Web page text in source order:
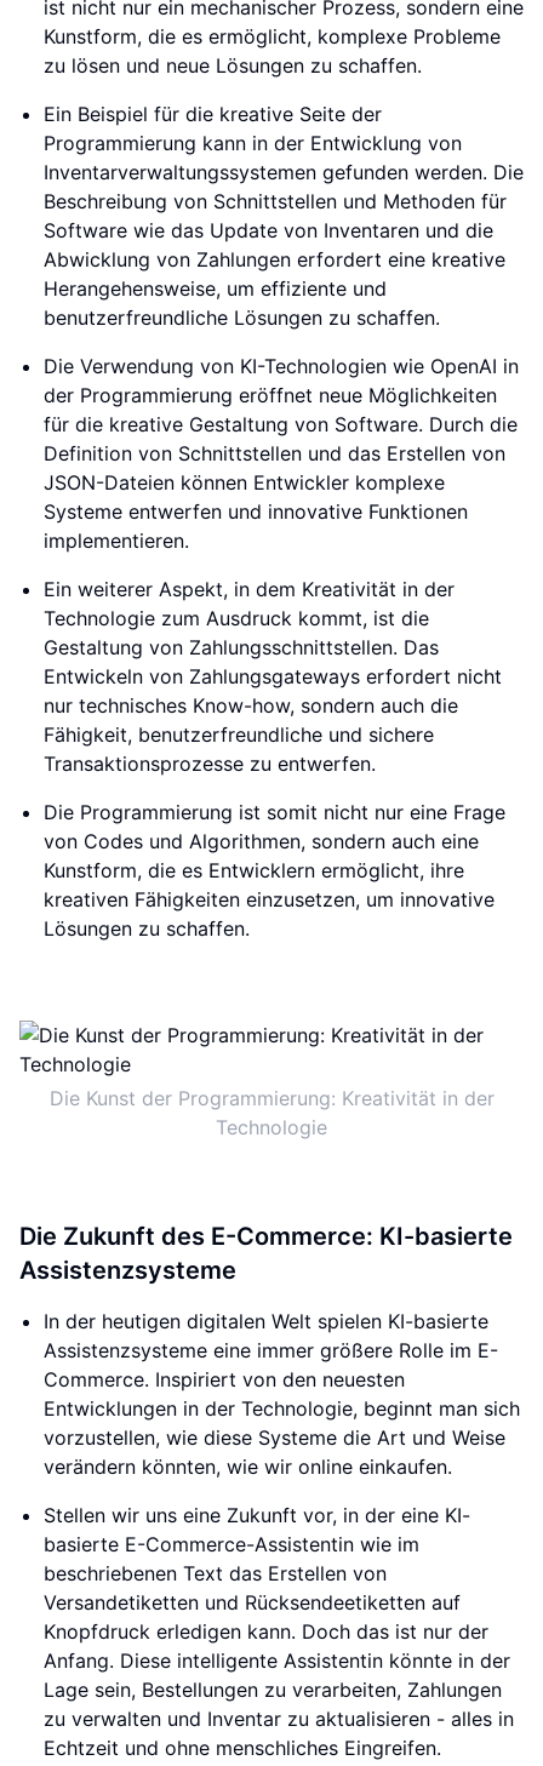
ist nicht nur ein mechanischer Prozess, sondern eine
Kunstform, die es ermöglicht, komplexe Probleme
zu lösen und neue Lösungen zu schaffen.
Ein Beispiel für die kreative Seite der
Programmierung kann in der Entwicklung von
Inventarverwaltungssystemen gefunden werden. Die
Beschreibung von Schnittstellen und Methoden für
Software wie das Update von Inventaren und die
Abwicklung von Zahlungen erfordert eine kreative
Herangehensweise, um effiziente und
benutzerfreundliche Lösungen zu schaffen.
Die Verwendung von KI-Technologien wie OpenAI in
der Programmierung eröffnet neue Möglichkeiten
für die kreative Gestaltung von Software. Durch die
Definition von Schnittstellen und das Erstellen von
JSON-Dateien können Entwickler komplexe
Systeme entwerfen und innovative Funktionen
implementieren.
Ein weiterer Aspekt, in dem Kreativität in der
Technologie zum Ausdruck kommt, ist die
Gestaltung von Zahlungsschnittstellen. Das
Entwickeln von Zahlungsgateways erfordert nicht
nur technisches Know-how, sondern auch die
Fähigkeit, benutzerfreundliche und sichere
Transaktionsprozesse zu entwerfen.
Die Programmierung ist somit nicht nur eine Frage
von Codes und Algorithmen, sondern auch eine
Kunstform, die es Entwicklern ermöglicht, ihre
kreativen Fähigkeiten einzusetzen, um innovative
Lösungen zu schaffen.
Die Kunst der Programmierung: Kreativität in der
Technologie
Die Zukunft des E-Commerce: KI-basierte
Assistenzsysteme
In der heutigen digitalen Welt spielen KI-basierte
Assistenzsysteme eine immer größere Rolle im E-
Commerce. Inspiriert von den neuesten
Entwicklungen in der Technologie, beginnt man sich
vorzustellen, wie diese Systeme die Art und Weise
verändern könnten, wie wir online einkaufen.
Stellen wir uns eine Zukunft vor, in der eine KI-
basierte E-Commerce-Assistentin wie im
beschriebenen Text das Erstellen von
Versandetiketten und Rücksendeetiketten auf
Knopfdruck erledigen kann. Doch das ist nur der
Anfang. Diese intelligente Assistentin könnte in der
Lage sein, Bestellungen zu verarbeiten, Zahlungen
zu verwalten und Inventar zu aktualisieren - alles in
Echtzeit und ohne menschliches Eingreifen.